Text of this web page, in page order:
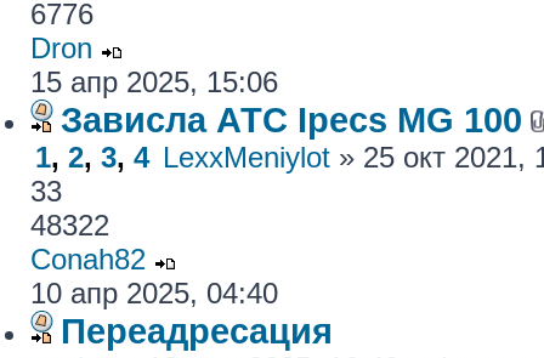
6776
Dron
15 апр 2025, 15:06
Зависла АТС Ipecs MG 100
1, 2, 3, 4 LexxMeniylot » 25 окт
33
48322
Conah82
10 апр 2025, 04:40
Переадресация